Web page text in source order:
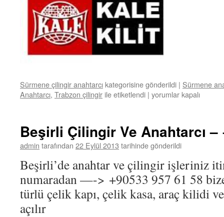
Sürmene çilingir anahtarcı kategorisine gönderildi | Sürmene
Anahtarcı, Trabzon çilingir ile etiketlendi | Sürmene
anahtarcı
0533
957
58
için
yorumlar kapalı
Beşirli Çilingir Ve Anahtarcı –
admin tarafından 22 Eylül 2013 tarihinde gönderildi
Beşirli’de anahtar ve çilingir işleriniz
numaradan —-> +90533 957 61 58
türlü çelik kapı, çelik kasa, araç kilidi
açılır